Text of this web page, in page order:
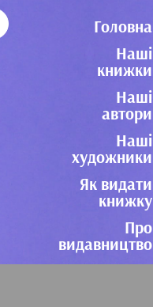
Головна
Наші
книжки
Наші
автори
Наші
художники
Як видати
книжку
Про
видавництво